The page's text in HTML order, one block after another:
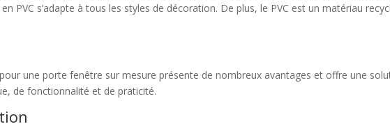
PVC s’adapte à tous les styles de décoration. De plus, le PVC est un matériau
une porte fenêtre sur mesure présente de nombreux avantages et offre une
de fonctionnalité et de praticité.